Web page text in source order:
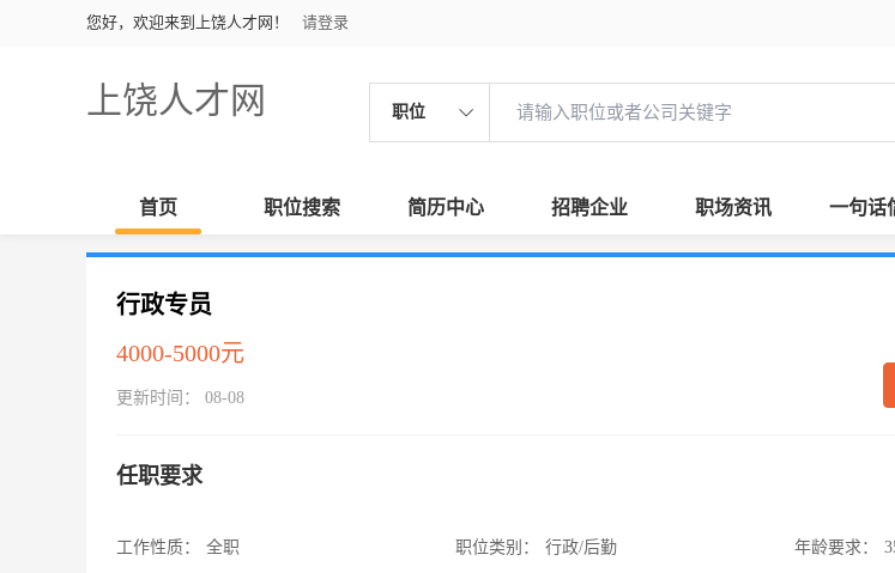
您好，欢迎来到上饶人才网！ 请登录
上饶人才网 职位
首页 职位搜索 简历中心 招聘企业 职场资讯 一句话
行政专员
4000-5000元
更新时间： 08-08
任职要求
工作性质：
全职
职位类别：
行政/后勤
年龄要求：